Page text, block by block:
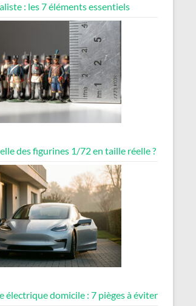
: les 7 éléments essentiels
des figurines 1/72 en taille réelle ?
électrique domicile : 7 pièges à éviter